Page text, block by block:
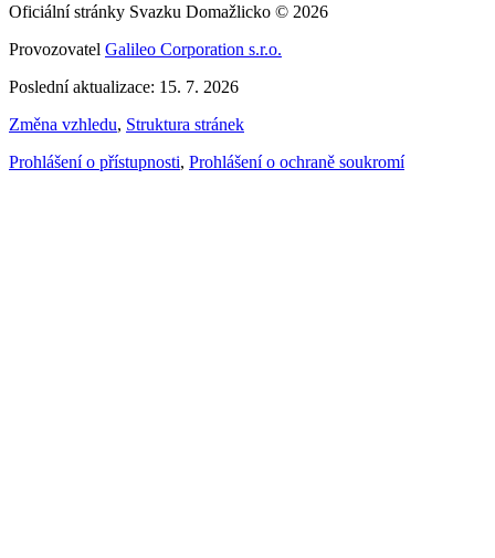
Oficiální stránky Svazku Domažlicko © 2026
Provozovatel Galileo Corporation s.r.o.
Poslední aktualizace: 15. 7. 2026
Změna vzhledu, Struktura stránek
Prohlášení o přístupnosti, Prohlášení o ochraně soukromí